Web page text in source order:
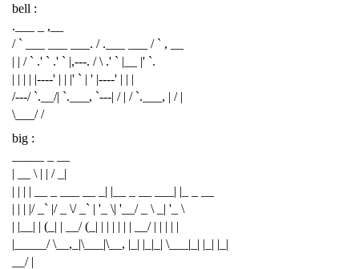
bell :
.___ _ ,__
/ ` ___ ___ ___. / .___ ___ / ` , __
| | / ` .' ` .' ` |,---. / \ .' ` |__ |' `.
| | | | |----' | | |' ` | ' |----' | | |
/---/ `.__/| `.___, `---| / | / `.___, | / |
\___/ /
big :
| __ \ | | / _|
| | | | __ _ ___ __ _| |__ _ __ ___| |_ _ __
| | | |/ _` |/ _ \/ _` | '_ \| '__/ _ \ _| '_ \
| |__| | (_| | __/ (_| | | | | | | __/ | | | | |
|_____/ \__,_|\___|\__, |_| |_|_| \___|_| |_| |_|
__/ |